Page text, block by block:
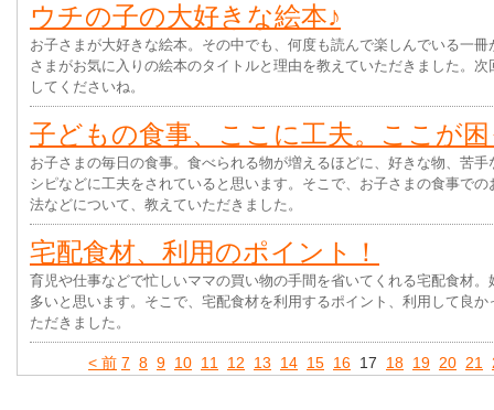
ウチの子の大好きな絵本♪
お子さまが大好きな絵本。その中でも、何度も読んで楽しんでいる一
さまがお気に入りの絵本のタイトルと理由を教えていただきました。
してくださいね。
子どもの食事、ここに工夫。ここが
お子さまの毎日の食事。食べられる物が増えるほどに、好きな物、苦
シピなどに工夫をされていると思います。そこで、お子さまの食事で
法などについて、教えていただきました。
宅配食材、利用のポイント！
育児や仕事などで忙しいママの買い物の手間を省いてくれる宅配食材
多いと思います。そこで、宅配食材を利用するポイント、利用して良
ただきました。
< 前 7 8 9 10 11 12 13 14 15 16 17 18 19 20 21